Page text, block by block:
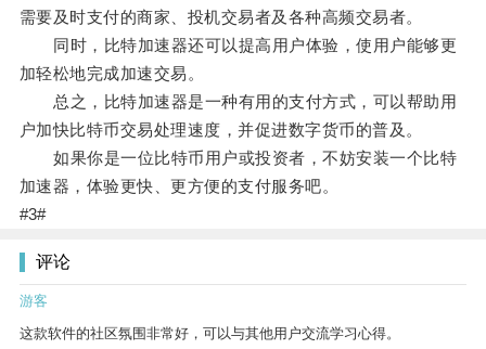
需要及时支付的商家、投机交易者及各种高频交易者。
同时，比特加速器还可以提高用户体验，使用户能够更
加轻松地完成加速交易。
总之，比特加速器是一种有用的支付方式，可以帮助用
户加快比特币交易处理速度，并促进数字货币的普及。
如果你是一位比特币用户或投资者，不妨安装一个比特
加速器，体验更快、更方便的支付服务吧。
#3#
评论
游客
这款软件的社区氛围非常好，可以与其他用户交流学习心得。